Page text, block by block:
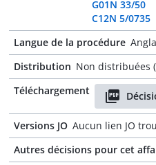
G01N 33/50
C12N 5/0735
Langue de la procédure
Distribution Non distribuées
Téléchargement
Versions JO Aucun lien JO
Autres décisions pour cet